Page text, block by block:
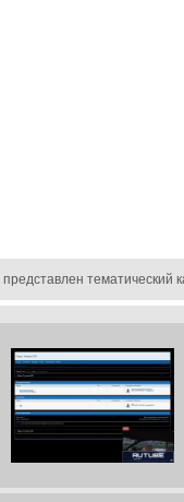
тематический